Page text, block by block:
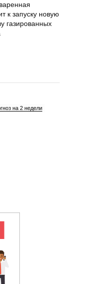
к запуску новую
газированных
на 2 недели